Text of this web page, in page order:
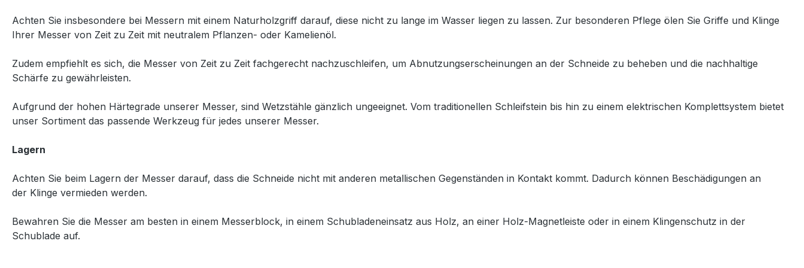
Achten Sie insbesondere bei Messern mit einem Naturholzgriff darauf, diese nicht zu lange im Wasser liegen zu lassen. Zur besonderen Pflege ölen Sie Griffe und Klinge
Ihrer Messer von Zeit zu Zeit mit neutralem Pflanzen- oder Kamelienöl.
Zudem empfiehlt es sich, die Messer von Zeit zu Zeit fachgerecht nachzuschleifen, um Abnutzungserscheinungen an der Schneide zu beheben und die nachhaltige
Schärfe zu gewährleisten.
Aufgrund der hohen Härtegrade unserer Messer, sind Wetzstähle gänzlich ungeeignet. Vom traditionellen Schleifstein bis hin zu einem elektrischen Komplettsystem bietet
unser Sortiment das passende Werkzeug für jedes unserer Messer.
Lagern
Achten Sie beim Lagern der Messer darauf, dass die Schneide nicht mit anderen metallischen Gegenständen in Kontakt kommt. Dadurch können Beschädigungen an
der Klinge vermieden werden.
Bewahren Sie die Messer am besten in einem Messerblock, in einem Schubladeneinsatz aus Holz, an einer Holz-Magnetleiste oder in einem Klingenschutz in der
Schublade auf.